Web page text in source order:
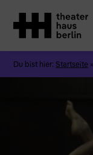
Du bist hier: Startseite